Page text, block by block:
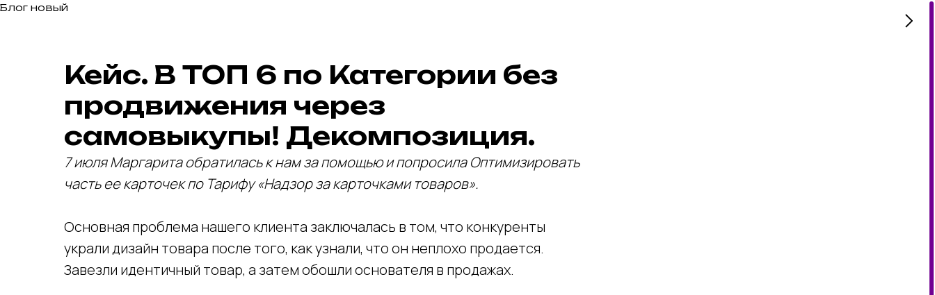
Блог новый
Кейс. В ТОП 6 по Категории без
продвижения через
самовыкупы! Декомпозиция.
7 июля Маргарита обратилась к нам за помощью и попросила Оптимизировать
часть ее карточек по Тарифу «Надзор за карточками товаров».
Основная проблема нашего клиента заключалась в том, что конкуренты
украли дизайн товара после того, как узнали, что он неплохо продается.
Завезли идентичный товар, а затем обошли основателя в продажах.